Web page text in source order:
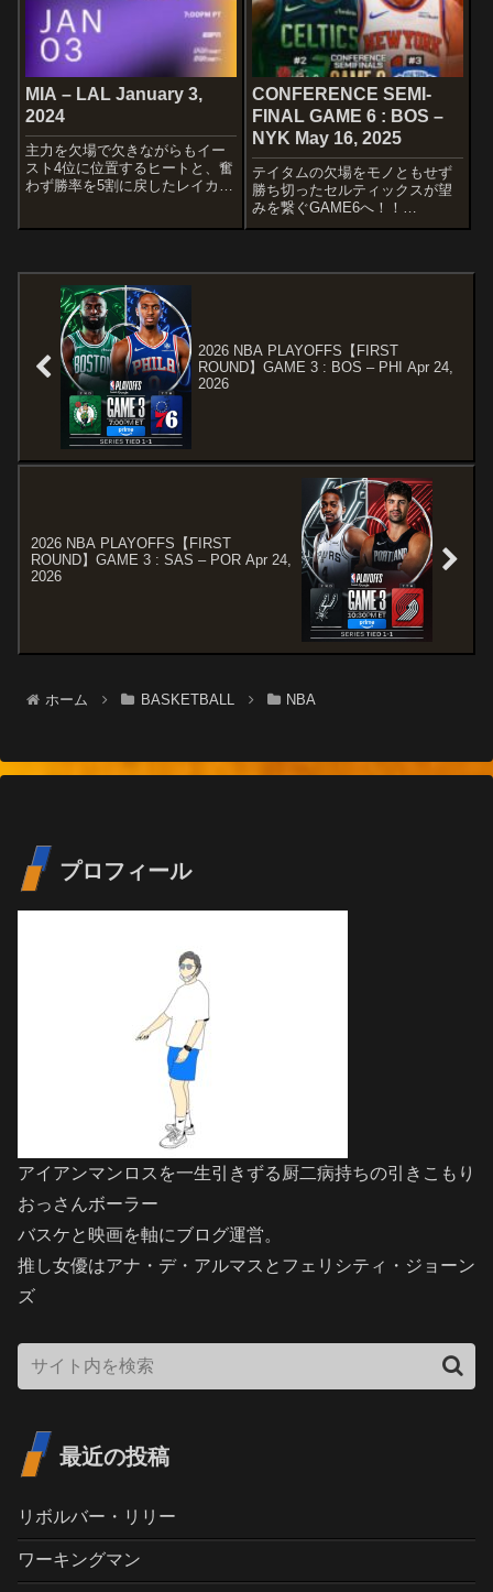
MIA – LAL January 3,
2024
主力を欠場で欠きながらもイー
スト4位に位置するヒートと、奮
わず勝率を5割に戻したレイカー
CONFERENCE SEMI-
FINAL GAME 6 : BOS –
NYK May 16, 2025
テイタムの欠場をモノともせず
勝ち切ったセルティックスが望
みを繋ぐGAME6へ！！
STARTERSBOSTON
HorfordLuke Kornet...
2026 NBA PLAYOFFS【FIRST
ROUND】GAME 3 : BOS – PHI Apr 24,
2026
2026 NBA PLAYOFFS【FIRST
ROUND】GAME 3 : SAS – POR Apr 24,
2026
ホーム BASKETBALL NBA
プロフィール
アイアンマンロスを一生引きずる厨二病持ちの引きこもり
おっさんボーラー
バスケと映画を軸にブログ運営。
推し女優はアナ・デ・アルマスとフェリシティ・ジョーン
ズ
最近の投稿
リボルバー・リリー
ワーキングマン